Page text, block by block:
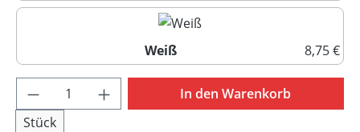
Rot
Weiß
8,75 €
Weiß
Produkt Anzahl: Gib den gewünschten
Stück
In den Warenkorb